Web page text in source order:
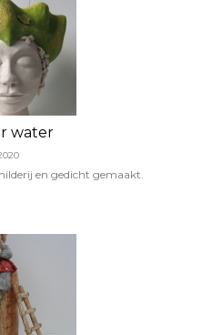
water
en gedicht gemaakt.